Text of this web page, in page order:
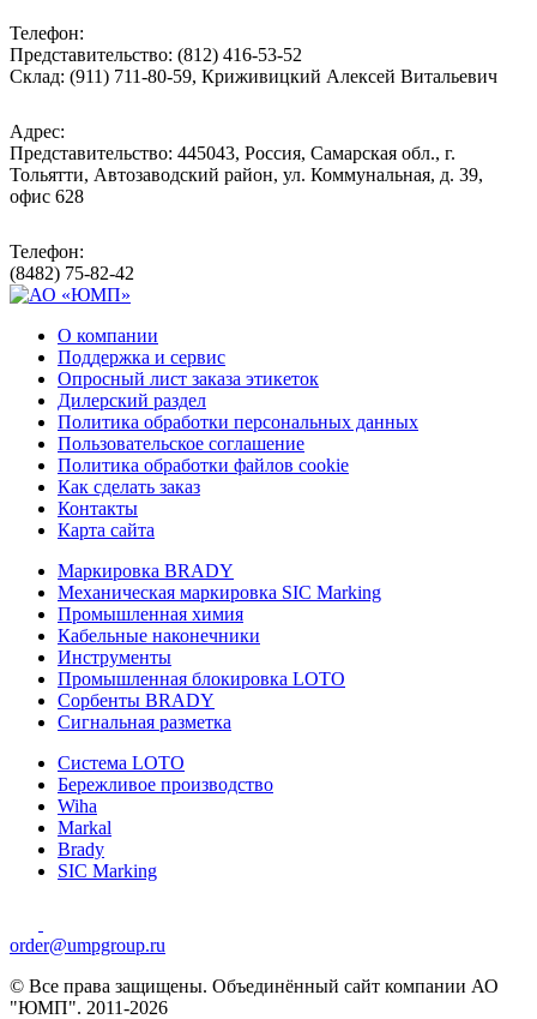
Телефон:
Представительство: (812) 416-53-52
Склад: (911) 711-80-59, Криживицкий Алексей Витальевич
Адрес:
Представительство: 445043, Россия, Самарская обл., г.
Тольятти, Автозаводский район, ул. Коммунальная, д. 39,
офис 628
Телефон:
(8482) 75-82-42
О компании
Поддержка и сервис
Опросный лист заказа этикеток
Дилерский раздел
Политика обработки персональных данных
Пользовательское соглашение
Политика обработки файлов cookie
Как сделать заказ
Контакты
Карта сайта
Маркировка BRADY
Механическая маркировка SIC Marking
Промышленная химия
Кабельные наконечники
Инструменты
Промышленная блокировка LOTO
Сорбенты BRADY
Сигнальная разметка
Система LOTO
Бережливое производство
Wiha
Markal
Brady
SIC Marking
order@umpgroup.ru
© Все права защищены. Объединённый сайт компании АО
"ЮМП". 2011-2026